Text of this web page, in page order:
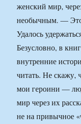
женский мир,
необычным. — Это
Удалось
Безусловно, в
внутренние
читать. Не скажу,
мои героини —
мир через их
не на привычное